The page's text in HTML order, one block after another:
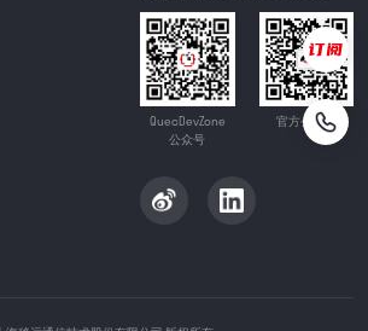
QuecDevZone
公众号
官方公众号